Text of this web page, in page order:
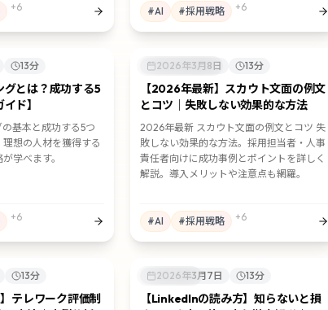
+6 #AI #採用戦略 +6
13分
グとは？成功する5
ド】
基本と成功する5つ
想の人材を獲得する
学べます。
+6
✉️スカウト採用
2026年3月8日 13分
【2026年最新】スカウト文面の例文
とコツ｜失敗しない効果的な方法
2026年最新 スカウト文面の例文とコツ 失
敗しない効果的な方法。採用担当者・人事
責任者向けに成功事例とポイントを詳しく
解説。導入メリットや注意点も網羅。
#AI #採用戦略 +6
13分
テレワーク評価制
🎯採用手法
2026年3月7日 13分
【LinkedInの読み方】知らないと損